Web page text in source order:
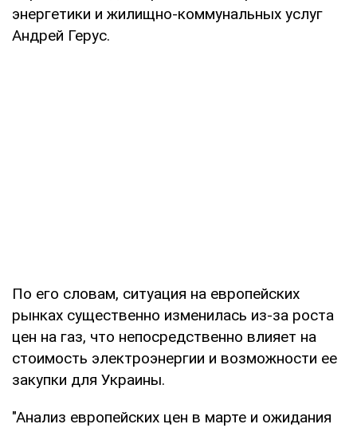
энергетики и жилищно-коммунальных услуг
Андрей Герус.
По его словам, ситуация на европейских
рынках существенно изменилась из-за роста
цен на газ, что непосредственно влияет на
стоимость электроэнергии и возможности ее
закупки для Украины.
"Анализ европейских цен в марте и ожидания